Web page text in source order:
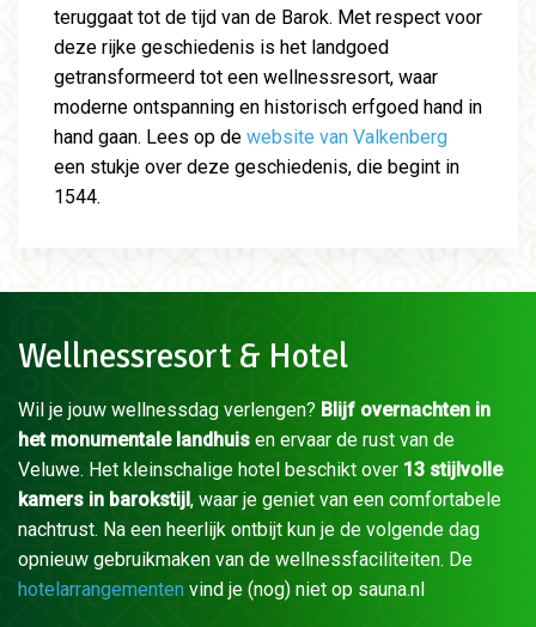
teruggaat tot de tijd van de Barok. Met respect voor
deze rijke geschiedenis is het landgoed
getransformeerd tot een wellnessresort, waar
moderne ontspanning en historisch erfgoed hand in
hand gaan. Lees op de website van Valkenberg
een stukje over deze geschiedenis, die begint in
1544.
Wellnessresort & Hotel
Wil je jouw wellnessdag verlengen? Blijf overnachten in
het monumentale landhuis en ervaar de rust van de
Veluwe. Het kleinschalige hotel beschikt over 13 stijlvolle
kamers in barokstijl, waar je geniet van een comfortabele
nachtrust. Na een heerlijk ontbijt kun je de volgende dag
opnieuw gebruikmaken van de wellnessfaciliteiten. De
hotelarrangementen vind je (nog) niet op sauna.nl